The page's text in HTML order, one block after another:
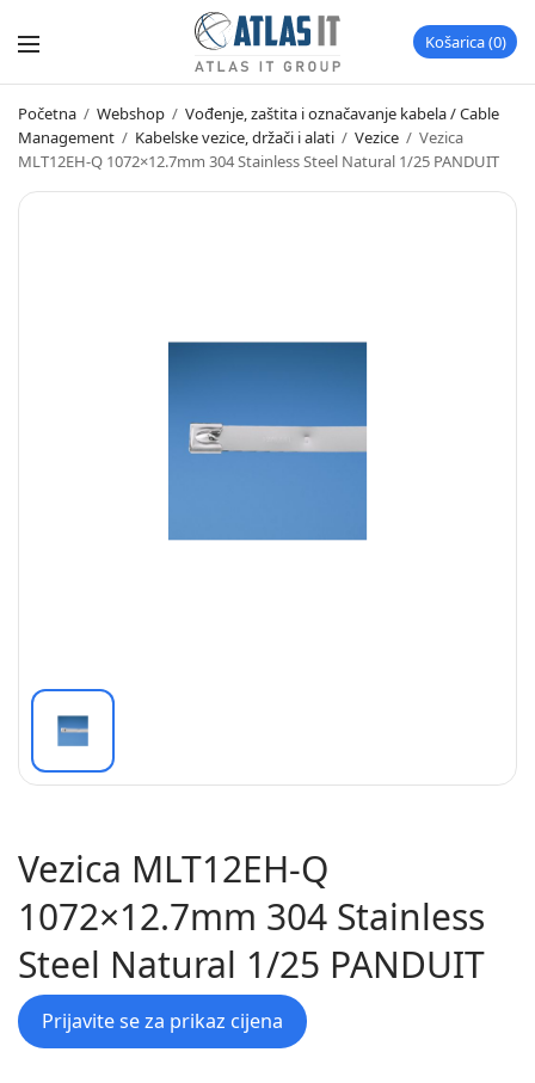
Košarica 0
Početna / Webshop / Vođenje, zaštita i označavanje kabela / Cable
Management / Kabelske vezice, držači i alati / Vezice / Vezica
MLT12EH-Q 1072×12.7mm 304 Stainless Steel Natural 1/25 PANDUIT
Vezica MLT12EH-Q
1072×12.7mm 304 Stainless
Steel Natural 1/25 PANDUIT
Prijavite se za prikaz cijena